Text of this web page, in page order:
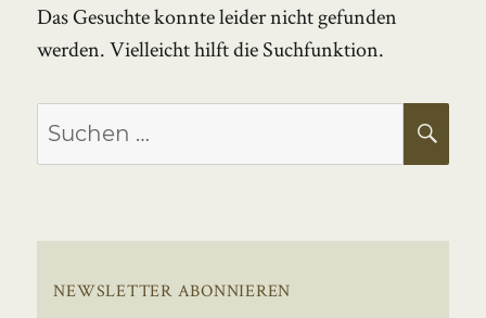
Das Gesuchte konnte leider nicht gefunden
werden. Vielleicht hilft die Suchfunktion.
Suchen
nach:
NEWSLETTER ABONNIEREN